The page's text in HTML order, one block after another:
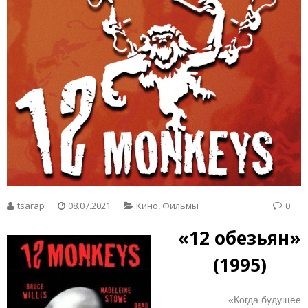
tsarap 08.07.2021 Кино, Фильмы 0
«12 обезьян»
(1995)
«Когда будущее